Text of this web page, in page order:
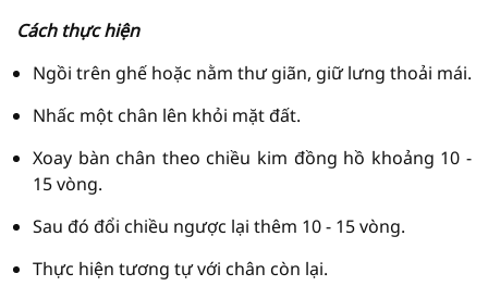
Cách thực hiện
Ngồi trên ghế hoặc nằm thư giãn, giữ lưng thoải mái.
Nhấc một chân lên khỏi mặt đất.
Xoay bàn chân theo chiều kim đồng hồ khoảng 10 -
15 vòng.
Sau đó đổi chiều ngược lại thêm 10 - 15 vòng.
Thực hiện tương tự với chân còn lại.